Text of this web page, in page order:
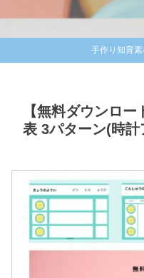
手作り知育
【無料ダウンロ
表 3パターン(時計